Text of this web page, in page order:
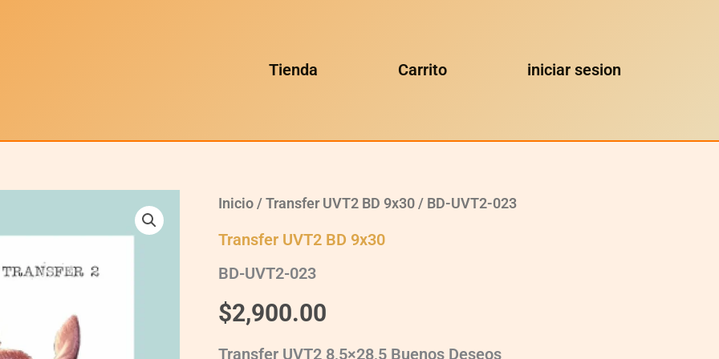
Tienda Carrito iniciar sesion
Inicio/Transfer UVT2 BD 9x30/ BD-UVT2-023
Transfer UVT2 BD 9x30
BD-UVT2-023
$2,900.00
Transfer UVT2 8,5×28,5 Buenos Deseos
BD-
quantity